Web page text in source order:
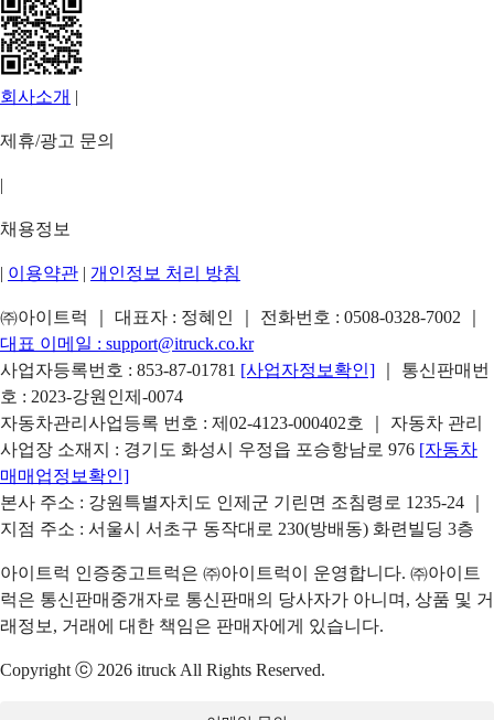
회사소개 |
제휴/광고 문의
|
채용정보
| 이용약관 | 개인정보 처리 방침
㈜아이트럭 ｜ 대표자 : 정혜인 ｜ 전화번호 : 0508-0328-7002
대표 이메일 : support@itruck.co.kr
사업자등록번호 : 853-87-01781 [사업자정보확인]
｜ 통신판매번
호 : 2023-강원인제-0074
자동차관리사업등록 번호 : 제02-4123-000402호 ｜ 자동차 관리
사업장 소재지 : 경기도 화성시 우정읍 포승항남로 976 [자동차
매매업정보확인]
본사 주소 : 강원특별자치도 인제군 기린면 조침령로 1235-24 ｜
지점 주소 : 서울시 서초구 동작대로 230(방배동) 화련빌딩 3층
아이트럭 인증중고트럭은 ㈜아이트럭이 운영합니다. ㈜아이트
럭은 통신판매중개자로 통신판매의 당사자가 아니며, 상품 및 거
래정보, 거래에 대한 책임은 판매자에게 있습니다.
Copyright ⓒ 2026 itruck All Rights Reserved.